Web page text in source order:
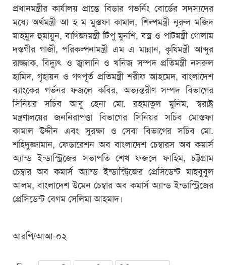
প্রধানমন্ত্রীর কার্যালয় প্রান্তে বিডার গভর্নিং বোর্ডের সদস্যদের
মধ্যে অর্থমন্ত্রী আ হ ম মুস্তফা কামাল, শিল্পমন্ত্রী নূরুল মজিদ
মাহমুদ হুমায়ুন, বাণিজ্যমন্ত্রী টিপু মুনশি, বস্ত্র ও পাটমন্ত্রী গোলাম
দস্তগীর গাজী, পরিকল্পনামন্ত্রী এম এ মান্নান, কৃষিমন্ত্রী আব্দুর
রাজ্জাক, বিদ্যুৎ ও জ্বালানি ও খনিজ সম্পদ প্রতিমন্ত্রী নসরুল
হামিদ, গৃহায়ন ও গণপূর্ত প্রতিমন্ত্রী শরীফ আহমেদ, বাংলাদেশ
ব্যাংকের গর্ভনর ফজলে কবির, অভ্যন্তরীণ সম্পদ বিভাগের
সিনিয়র সচিব আবু হেনা মো. রহমাতুল মুনিম, স্বরাষ্ট্র
মন্ত্রণালয়ের জননিরাপত্তা বিভাগের সিনিয়র সচিব মোস্তফা
কামাল উদ্দীন এবং সুরক্ষা ও সেবা বিভাগের সচিব মো.
শহিদুজ্জামান, ফেডারেশন অব বাংলাদেশ চেম্বারস অব কমার্স
অ্যান্ড ইন্ডাস্ট্রিজের সভাপতি শেখ ফজলে ফাহিম, চট্টগ্রাম
চেম্বার অব কমার্স অ্যান্ড ইন্ডাস্ট্রিজের প্রেসিডেন্ট মাহবুবুল
আলম, বাংলাদেশ উমেন চেম্বার অব কমার্স অ্যান্ড ইন্ডাস্ট্রিজের
প্রেসিডেন্ট বেগম সেলিমা আহমাদ।
আরপি/আআ-০২